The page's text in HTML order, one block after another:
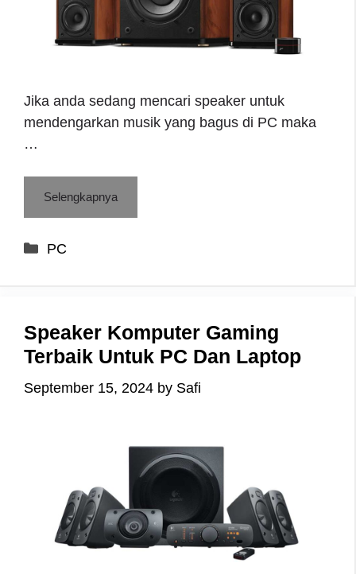
Jika anda sedang mencari speaker untuk
mendengarkan musik yang bagus di PC maka
…
Selengkapnya
Categories
PC
Speaker Komputer Gaming
Terbaik Untuk PC Dan Laptop
September 15, 2024 by Safi